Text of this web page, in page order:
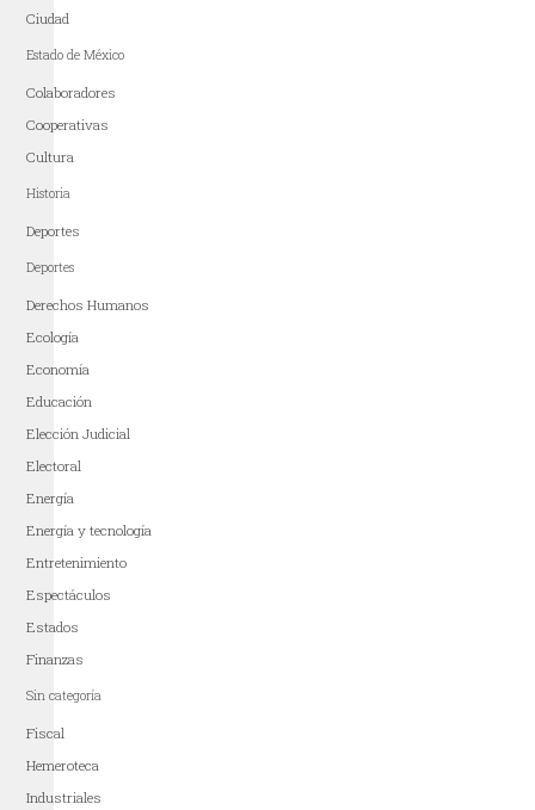
Ciudad
Estado de México
Colaboradores
Cooperativas
Cultura
Historia
Deportes
Deportes
Derechos Humanos
Ecología
Economía
Educación
Elección Judicial
Electoral
Energía
Energía y tecnología
Entretenimiento
Espectáculos
Estados
Finanzas
Sin categoría
Fiscal
Hemeroteca
Industriales